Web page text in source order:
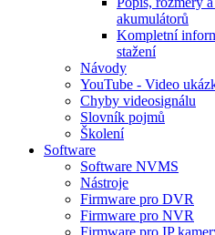
akumulátorů
Kompletní
stažení
Návody
YouTube - Video
Chyby videosignálu
Slovník pojmů
Školení
Software
Software NVMS
Nástroje
Firmware pro DVR
Firmware pro NVR